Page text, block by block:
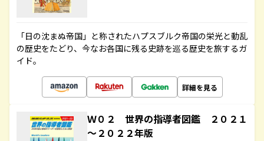
「日の沈まぬ帝国」と称されたハプスブルク帝国の栄光と動乱
の歴史をたどり、今なお各国に残る史跡を巡る歴史を旅するガ
イド。
詳細を見る
Ｗ０２ 世界の指導者図鑑 ２０２１
～２０２２年版